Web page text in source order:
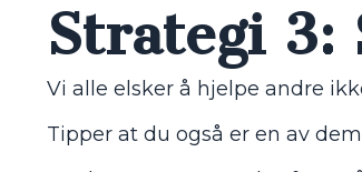
Strategi 3:
Vi alle elsker å hjelpe andre
Tipper at du også er en av